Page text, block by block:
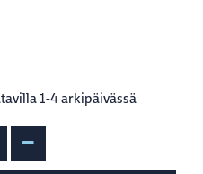
1-4 arkipäivässä
määrää
Vähennä määrää